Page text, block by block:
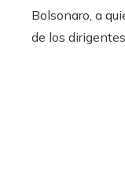
Bolsonaro, a
de los